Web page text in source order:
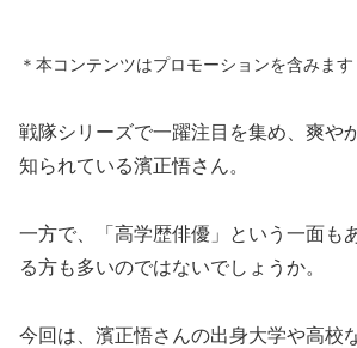
＊本コンテンツはプロモーションを含みます
戦隊シリーズで一躍注目を集め、爽や
知られている濱正悟さん。
一方で、「高学歴俳優」という一面も
る方も多いのではないでしょうか。
今回は、濱正悟さんの出身大学や高校